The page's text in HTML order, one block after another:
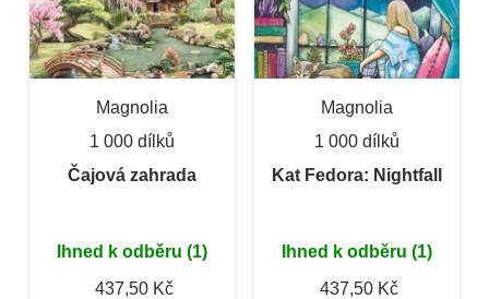
Magnolia
1 000 dílků
Čajová zahrada
Ihned k odběru (1)
437,50 Kč
Magnolia
1 000 dílků
Kat Fedora: Nightfall
Ihned k odběru (1)
437,50 Kč